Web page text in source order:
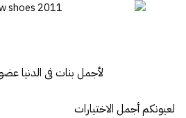
لأجمل بنات فى الدنيا
لعيونكم أجمل الاختيارات